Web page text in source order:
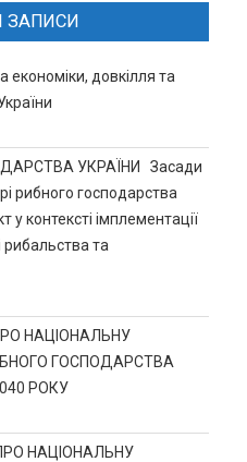
ЗАПИСИ
економіки, довкілля та
УКРАЇНИ Засади
рибного господарства
у контексті імплементації
та
НАЦІОНАЛЬНУ
ГОСПОДАРСТВА
РОКУ
НАЦІОНАЛЬНУ